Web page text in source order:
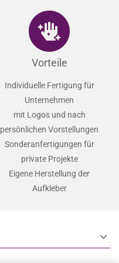
Vorteile
Individuelle Fertigung für
Unternehmen
mit Logos und nach
persönlichen Vorstellungen
Sonderanfertigungen für
private Projekte
Eigene Herstellung der
Aufkleber
expand_more